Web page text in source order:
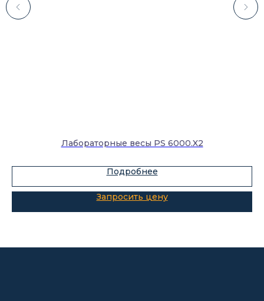
Лабораторные весы PS 6000.X2
Подробнее
О компании Покупателям
Измерительные приборы